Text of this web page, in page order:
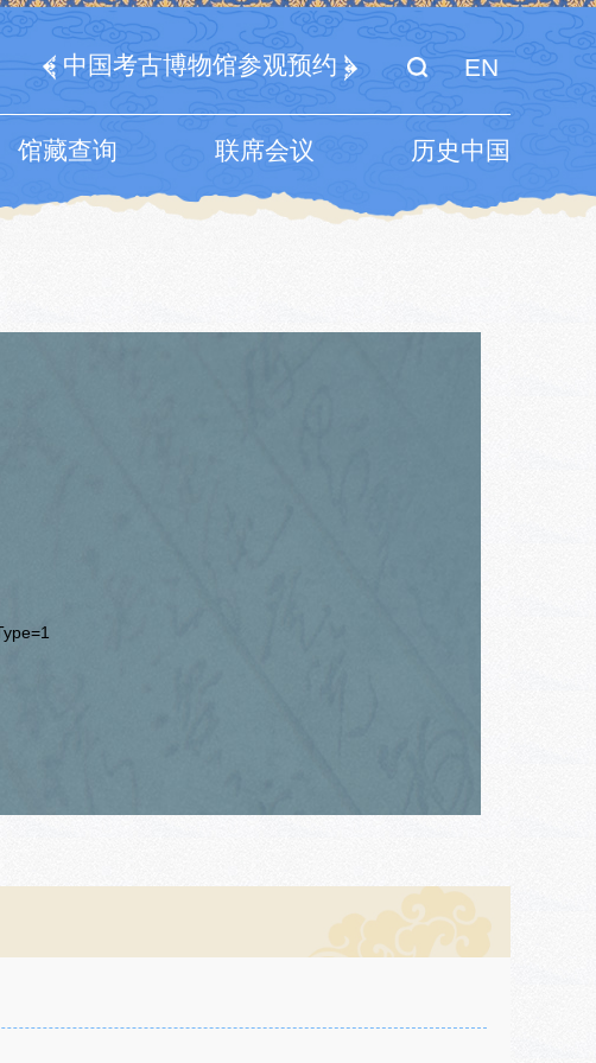
中国考古博物馆参观预约 EN
馆藏查询 联席会议 历史中国